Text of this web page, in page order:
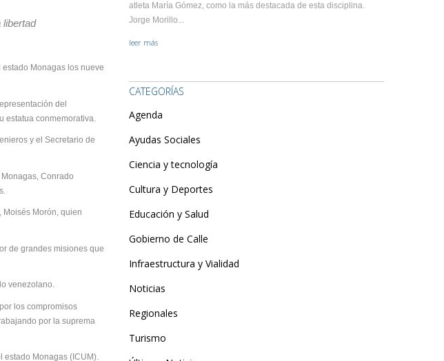
libertad
Monagas los nueve
del
estatua conmemorativa.
y el Secretario de
Conrado
Moisés Morón, quien
de grandes misiones que
venezolano.
los compromisos
por la suprema
estado Monagas (ICUM).
atleta María Gómez, como la más destacada de esta disciplina.
Jorge Morillo...
leer más
CATEGORÍAS
Agenda
Ayudas Sociales
Ciencia y tecnología
Cultura y Deportes
Educación y Salud
Gobierno de Calle
Infraestructura y Vialidad
Noticias
Regionales
Turismo